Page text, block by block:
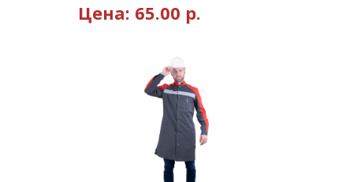
Цена: 65.00 р.